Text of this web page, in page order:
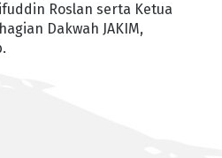
Roslan serta Ketua
Dakwah JAKIM,